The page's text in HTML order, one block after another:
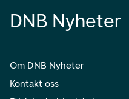
DNB Nyheter
Om DNB Nyheter
Kontakt oss